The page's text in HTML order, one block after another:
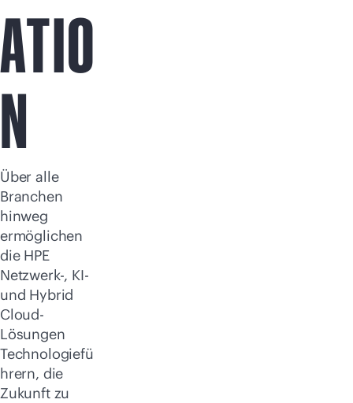
ATIO
N
Über alle
Branchen
hinweg
ermöglichen
die HPE
Netzwerk-, KI-
und Hybrid
Cloud-
Lösungen
Technologiefü
hrern, die
Zukunft zu